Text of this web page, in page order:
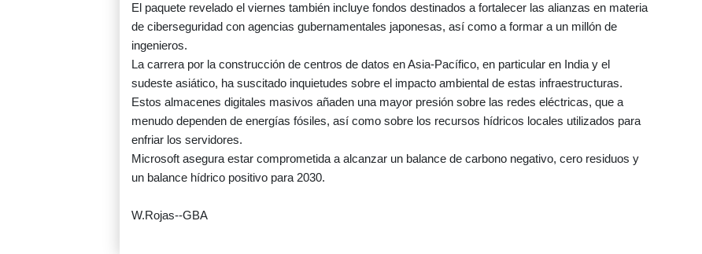
El paquete revelado el viernes también incluye fondos destinados a fortalecer las alianzas en materia
de ciberseguridad con agencias gubernamentales japonesas, así como a formar a un millón de
ingenieros.
La carrera por la construcción de centros de datos en Asia-Pacífico, en particular en India y el
sudeste asiático, ha suscitado inquietudes sobre el impacto ambiental de estas infraestructuras.
Estos almacenes digitales masivos añaden una mayor presión sobre las redes eléctricas, que a
menudo dependen de energías fósiles, así como sobre los recursos hídricos locales utilizados para
enfriar los servidores.
Microsoft asegura estar comprometida a alcanzar un balance de carbono negativo, cero residuos y
un balance hídrico positivo para 2030.
W.Rojas--GBA